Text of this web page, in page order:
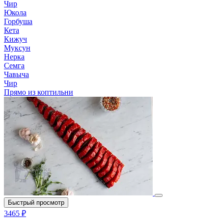
Чир
Юкола
Горбуша
Кета
Кижуч
Муксун
Нерка
Семга
Чавыча
Чир
Прямо из коптильни
Быстрый просмотр
3465 ₽